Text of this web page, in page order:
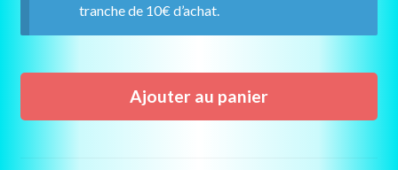
tranche de 10€ d’achat.
Ajouter au panier